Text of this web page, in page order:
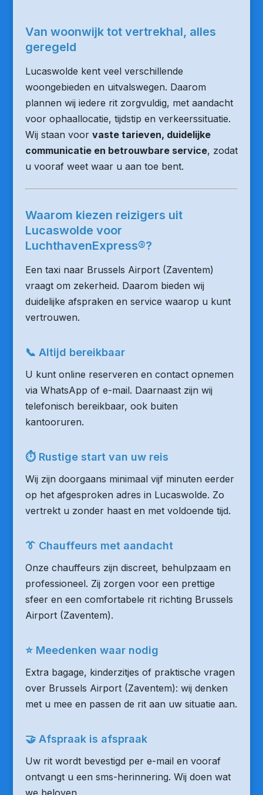
Van woonwijk tot vertrekhal, alles
geregeld
Lucaswolde kent veel verschillende
woongebieden en uitvalswegen. Daarom
plannen wij iedere rit zorgvuldig, met aandacht
voor ophaallocatie, tijdstip en verkeerssituatie.
Wij staan voor vaste tarieven, duidelijke
communicatie en betrouwbare service, zodat
u vooraf weet waar u aan toe bent.
Waarom kiezen reizigers uit
Lucaswolde voor
LuchthavenExpress®?
Een taxi naar Brussels Airport (Zaventem)
vraagt om zekerheid. Daarom bieden wij
duidelijke afspraken en service waarop u kunt
vertrouwen.
📞 Altijd bereikbaar
U kunt online reserveren en contact opnemen
via WhatsApp of e-mail. Daarnaast zijn wij
telefonisch bereikbaar, ook buiten
kantooruren.
⏱ Rustige start van uw reis
Wij zijn doorgaans minimaal vijf minuten eerder
op het afgesproken adres in Lucaswolde. Zo
vertrekt u zonder haast en met voldoende tijd.
👔 Chauffeurs met aandacht
Onze chauffeurs zijn discreet, behulpzaam en
professioneel. Zij zorgen voor een prettige
sfeer en een comfortabele rit richting Brussels
Airport (Zaventem).
⭐ Meedenken waar nodig
Extra bagage, kinderzitjes of praktische vragen
over Brussels Airport (Zaventem): wij denken
met u mee en passen de rit aan uw situatie aan.
🤝 Afspraak is afspraak
Uw rit wordt bevestigd per e-mail en vooraf
ontvangt u een sms-herinnering. Wij doen wat
we beloven.